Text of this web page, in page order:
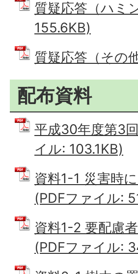
質疑応答（ハミ
155.6KB)
質疑応答（その
配布資料
平成30年度第3
イル: 103.1KB)
資料1-1 災害時
(PDFファイル:
資料1-2 要配慮
(PDFファイル: